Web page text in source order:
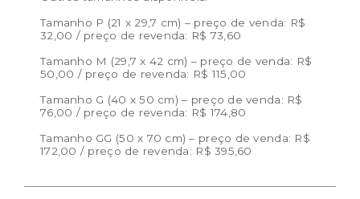
Tamanho P (21 x 29,7 cm) – preço de venda: R$
32,00 / preço de revenda: R$ 73,60
Tamanho M (29,7 x 42 cm) – preço de venda: R$
50,00 / preço de revenda: R$ 115,00
Tamanho G (40 x 50 cm) – preço de venda: R$
76,00 / preço de revenda: R$ 174,80
Tamanho GG (50 x 70 cm) – preço de venda: R$
172,00 / preço de revenda: R$ 395,60